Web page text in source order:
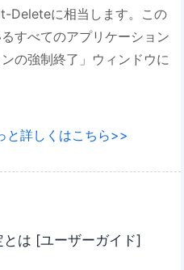
Deleteに相当します。この
すべてのアプリケーション
の強制終了」ウィンドウに
と詳しくはこちら>>
は [ユーザーガイド]